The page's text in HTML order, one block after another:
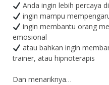
Anda ingin lebih percaya
ingin mampu
ingin membantu orang
emosional
atau bahkan ingin
trainer, atau hipnoterapis
Dan menariknya…